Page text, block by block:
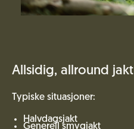
Allsidig, allround jakt
Typiske situasjoner:
Halvdagsjakt
Generell smygjakt